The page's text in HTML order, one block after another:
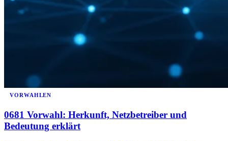
VORWAHLEN
0681 Vorwahl: Herkunft, Netzbetreiber und
Bedeutung erklärt